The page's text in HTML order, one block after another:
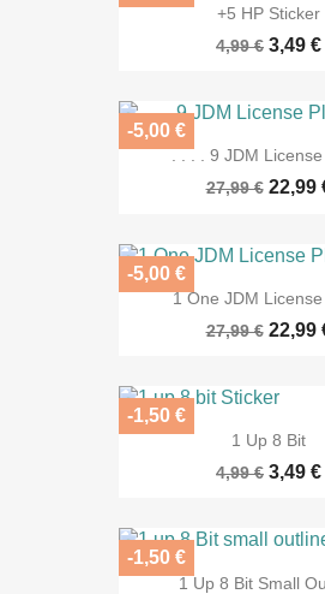
+5 HP Sticker
4,99 € 3,49 €
. . . . 9 JDM License
27,99 € 22,99
-5,00 €
1 One JDM License
27,99 € 22,99
-5,00 €
1 Up 8 Bit
4,99 € 3,49 €
-1,50 €
1 Up 8 Bit Small
-1,50 €